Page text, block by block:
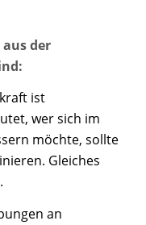
der
ist
wer sich im
möchte, sollte
Gleiches
an